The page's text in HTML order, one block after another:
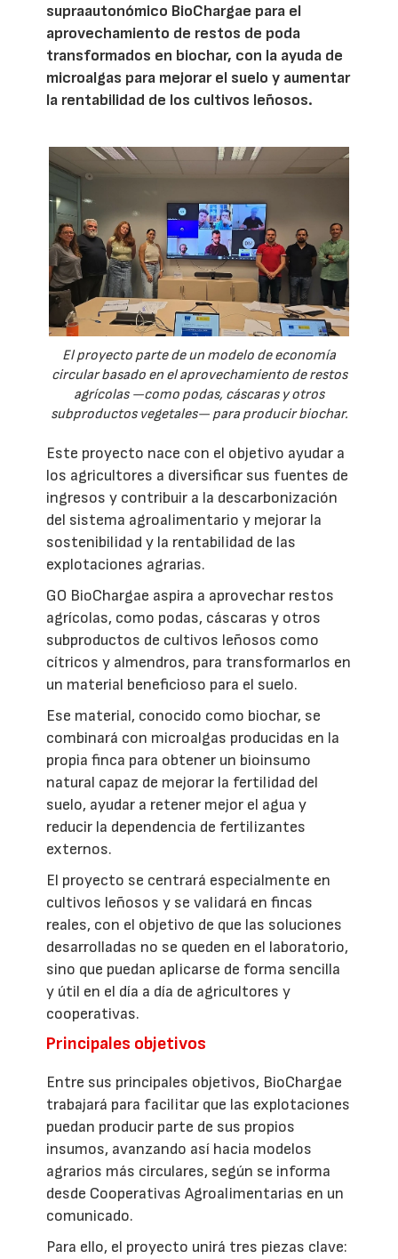
supraautonómico BioChargae para el
aprovechamiento de restos de poda
transformados en biochar, con la ayuda de
microalgas para mejorar el suelo y aumentar
la rentabilidad de los cultivos leñosos.
El proyecto parte de un modelo de economía
circular basado en el aprovechamiento de restos
agrícolas —como podas, cáscaras y otros
subproductos vegetales— para producir biochar.
Este proyecto nace con el objetivo ayudar a
los agricultores a diversificar sus fuentes de
ingresos y contribuir a la descarbonización
del sistema agroalimentario y mejorar la
sostenibilidad y la rentabilidad de las
explotaciones agrarias.
GO BioChargae aspira a aprovechar restos
agrícolas, como podas, cáscaras y otros
subproductos de cultivos leñosos como
cítricos y almendros, para transformarlos en
un material beneficioso para el suelo.
Ese material, conocido como biochar, se
combinará con microalgas producidas en la
propia finca para obtener un bioinsumo
natural capaz de mejorar la fertilidad del
suelo, ayudar a retener mejor el agua y
reducir la dependencia de fertilizantes
externos.
El proyecto se centrará especialmente en
cultivos leñosos y se validará en fincas
reales, con el objetivo de que las soluciones
desarrolladas no se queden en el laboratorio,
sino que puedan aplicarse de forma sencilla
y útil en el día a día de agricultores y
cooperativas.
Principales objetivos
Entre sus principales objetivos, BioChargae
trabajará para facilitar que las explotaciones
puedan producir parte de sus propios
insumos, avanzando así hacia modelos
agrarios más circulares, según se informa
desde Cooperativas Agroalimentarias en un
comunicado.
Para ello, el proyecto unirá tres piezas clave: